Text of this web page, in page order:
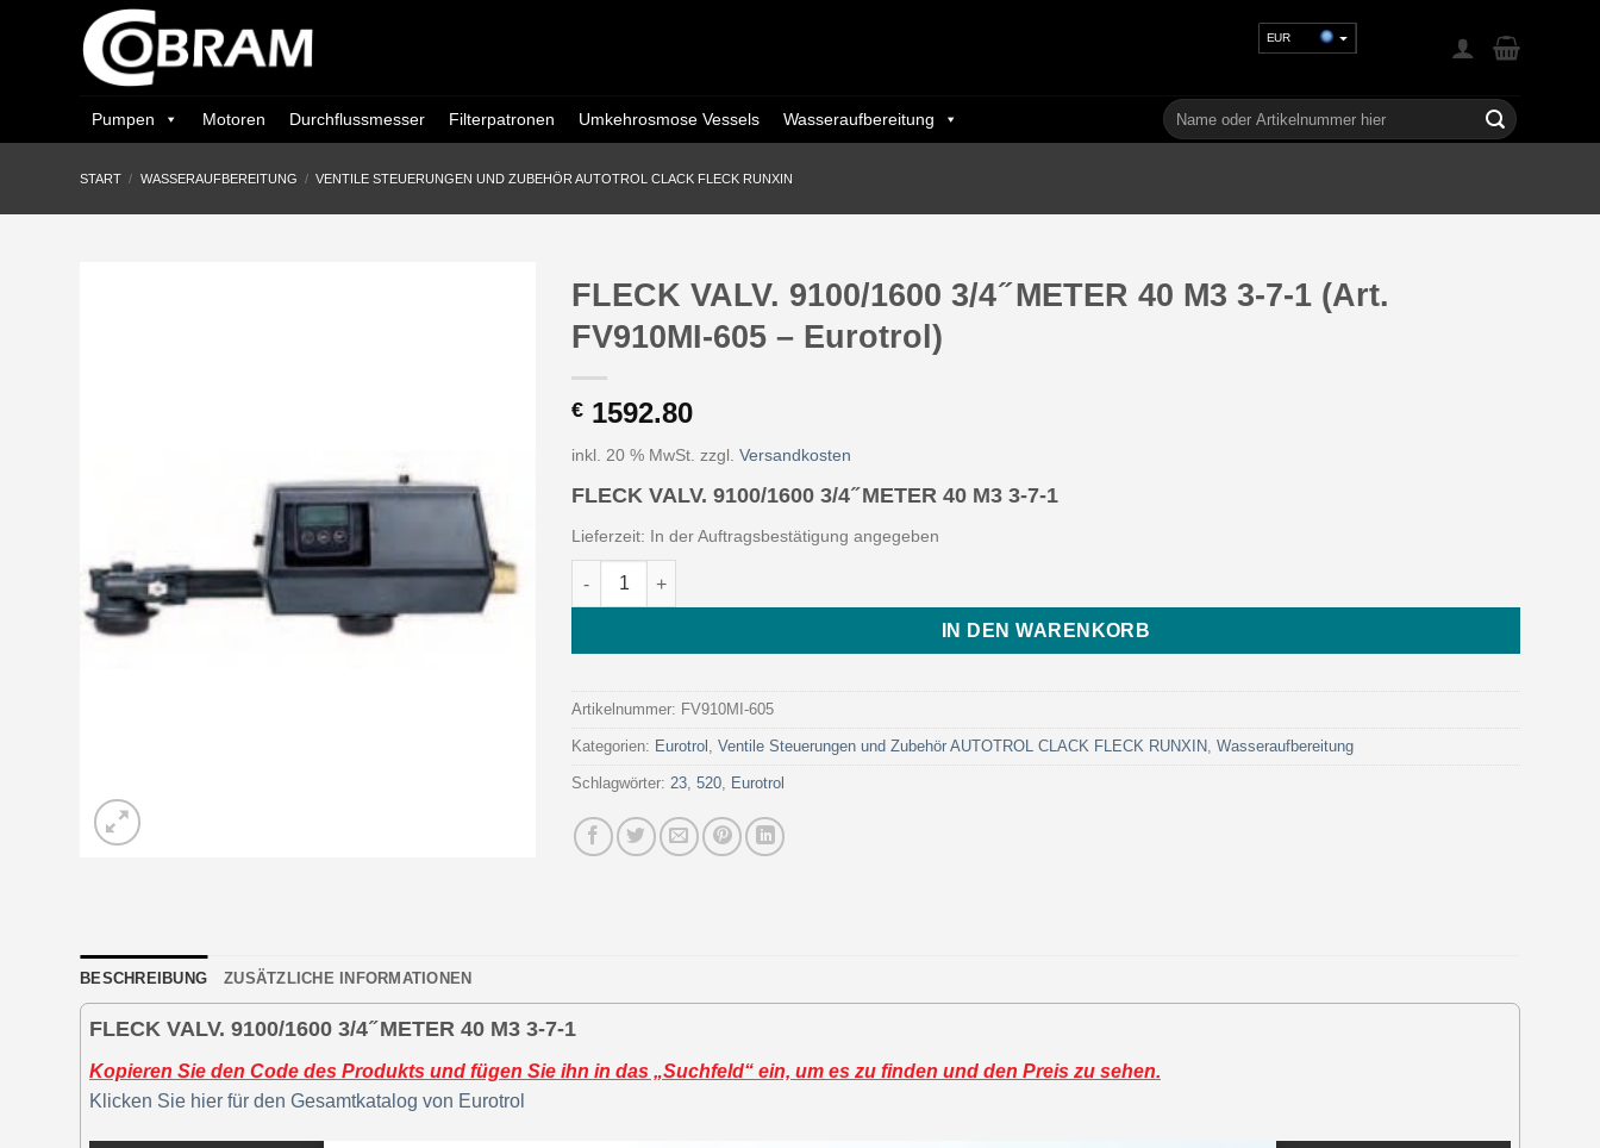
EUR
GBP
Pumpen Motoren Durchflussmesser Filterpatronen Umkehrosmose Vessels Wasseraufbereitung
Suchen
nach:
START / WASSERAUFBEREITUNG / VENTILE STEUERUNGEN UND ZUBEHÖR AUTOTROL CLACK FLECK RUNXIN
FLECK VALV. 9100/1600 3/4 ̋ METER 40 M3 3-7-1 (Art.
FV910MI-605 – Eurotrol)
€ 1592.80
inkl. 20 % MwSt. zzgl.Versandkosten
FLECK VALV. 9100/1600 3/4 ̋ METER 40 M3 3-7-1
Lieferzeit: In der Auftragsbestätigung angegeben
FLECK VALV. 9100/1600 3/4 ̋ METER 40 M3 3-7-1 (Art. FV910MI-605 - Eurotrol) Menge
IN DEN WARENKORB
Artikelnummer: FV910MI-605
Kategorien: Eurotrol ,Ventile Steuerungen und Zubehör AUTOTROL CLACK FLECK RUNXIN ,Wasseraufbereitung
Schlagwörter: 23 ,520 Eurotrol
BESCHREIBUNG ZUSÄTZLICHE INFORMATIONEN
FLECK VALV. 9100/1600 3/4 ̋ METER 40 M3 3-7-1
Kopieren Sie den Code des Produkts und fügen Sie ihn in das „Suchfeld“ ein, um es zu finden und den Preis zu sehen.
Klicken Sie hier für den Gesamtkatalog von Eurotrol